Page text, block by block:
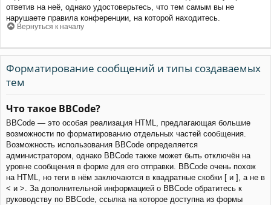
ответив на неё, однако удостоверьтесь, что тем самым вы не
нарушаете правила конференции, на которой находитесь.
Вернуться к началу
Форматирование сообщений и типы создаваемых
тем
Что такое BBCode?
BBCode — это особая реализация HTML, предлагающая большие
возможности по форматированию отдельных частей сообщения.
Возможность использования BBCode определяется
администратором, однако BBCode также может быть отключён на
уровне сообщения в форме для его отправки. BBCode очень похож
на HTML, но теги в нём заключаются в квадратные скобки [ и ], а не в
< и >. За дополнительной информацией о BBCode обратитесь к
руководству по BBCode, ссылка на которое доступна из формы